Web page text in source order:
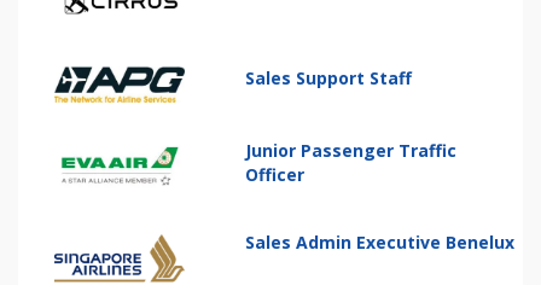
Sales Support Staff
Junior Passenger Traffic
Officer
Sales Admin Executive Benelux